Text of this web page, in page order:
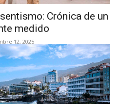
Crónica de un
medido
12, 2025